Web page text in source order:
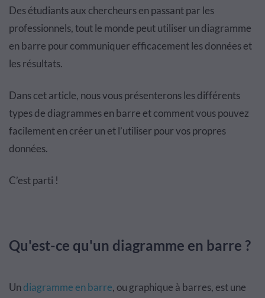
Des étudiants aux chercheurs en passant par les
professionnels, tout le monde peut utiliser un diagramme
en barre pour communiquer efficacement les données et
les résultats.
Dans cet article, nous vous présenterons les différents
types de diagrammes en barre et comment vous pouvez
facilement en créer un et l’utiliser pour vos propres
données.
C’est parti !
Qu'est-ce qu'un diagramme en barre ?
Undiagramme en barre, ou graphique à barres, est une